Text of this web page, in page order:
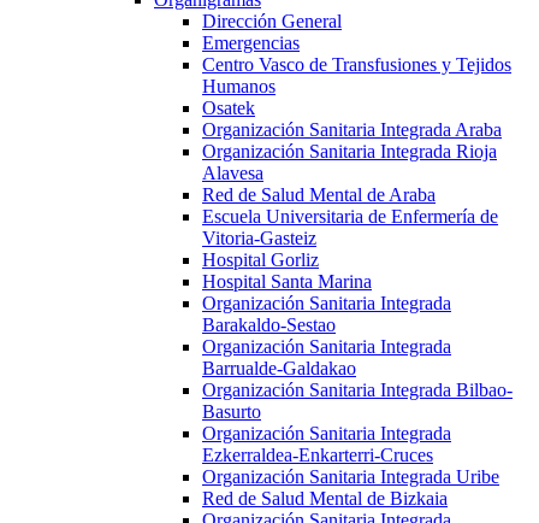
Dirección General
Emergencias
Centro Vasco de Transfusiones y Tejidos
Humanos
Osatek
Organización Sanitaria Integrada Araba
Organización Sanitaria Integrada Rioja
Alavesa
Red de Salud Mental de Araba
Escuela Universitaria de Enfermería de
Vitoria-Gasteiz
Hospital Gorliz
Hospital Santa Marina
Organización Sanitaria Integrada
Barakaldo-Sestao
Organización Sanitaria Integrada
Barrualde-Galdakao
Organización Sanitaria Integrada Bilbao-
Basurto
Organización Sanitaria Integrada
Ezkerraldea-Enkarterri-Cruces
Organización Sanitaria Integrada Uribe
Red de Salud Mental de Bizkaia